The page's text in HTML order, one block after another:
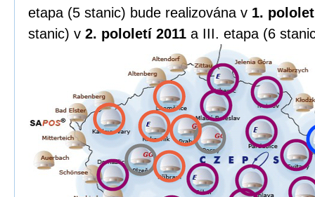
etapa (5 stanic) bude realizována v 1.
stanic) v 2. pololetí 2011 a III. etapa (6